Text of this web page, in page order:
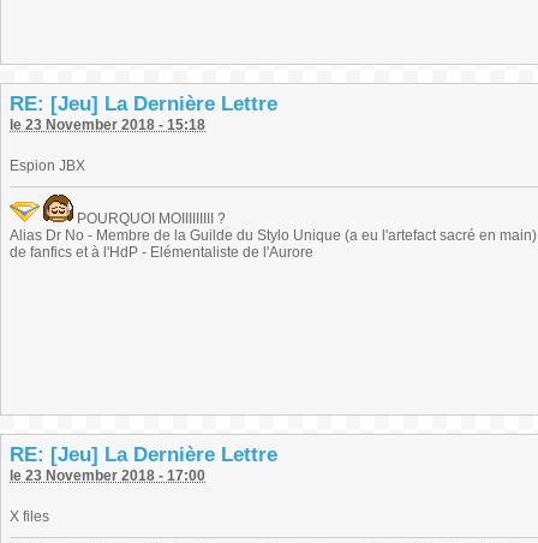
RE: [Jeu] La Dernière Lettre
le 23 November 2018 - 15:18
Espion JBX
POURQUOI MOIIIIIIIII ?
Alias Dr No - Membre de la Guilde du Stylo Unique (a eu l'artefact sacré en
de fanfics et à l'HdP - Elémentaliste de l'Aurore
RE: [Jeu] La Dernière Lettre
le 23 November 2018 - 17:00
X files